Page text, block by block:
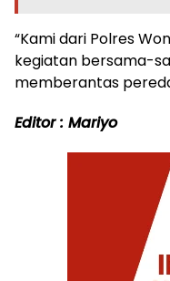
“Kami dari Polres
kegiatan bersama-
memberantas
Editor : Mariyo